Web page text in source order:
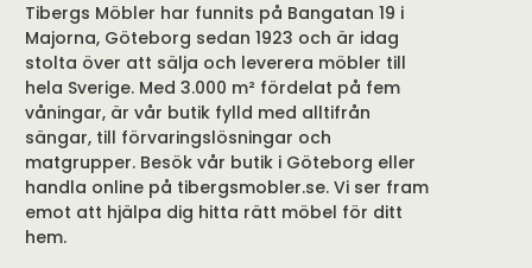
Tibergs Möbler har funnits på Bangatan 19 i
Majorna, Göteborg sedan 1923 och är idag
stolta över att sälja och leverera möbler till
hela Sverige. Med 3.000 m² fördelat på fem
våningar, är vår butik fylld med alltifrån
sängar, till förvaringslösningar och
matgrupper. Besök vår butik i Göteborg eller
handla online på tibergsmobler.se. Vi ser fram
emot att hjälpa dig hitta rätt möbel för ditt
hem.